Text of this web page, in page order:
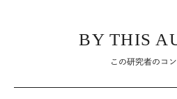
BY THIS
この研究者のコ